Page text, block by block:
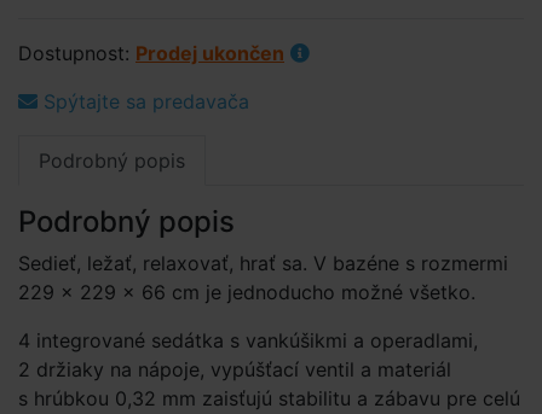
Dostupnost: Prodej ukončen
Spýtajte sa predavača
Podrobný popis
Podrobný popis
Sedieť, ležať, relaxovať, hrať sa. V bazéne s rozmermi
229 × 229 × 66 cm je jednoducho možné všetko.
4 integrované sedátka s vankúšikmi a operadlami,
2 držiaky na nápoje, vypúšťací ventil a materiál
s hrúbkou 0,32 mm zaisťujú stabilitu a zábavu pre celú